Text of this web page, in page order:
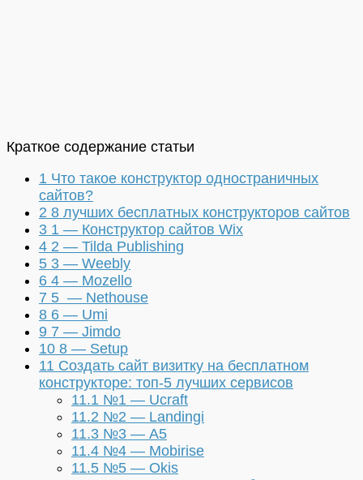
Краткое содержание статьи
1 Что такое конструктор одностраничных
сайтов?
2 8 лучших бесплатных конструкторов сайтов
3 1 — Конструктор сайтов Wix
4 2 — Tilda Publishing
5 3 — Weebly
6 4 — Mozello
7 5 — Nethouse
8 6 — Umi
9 7 — Jimdo
10 8 — Setup
11 Создать сайт визитку на бесплатном
конструкторе: топ-5 лучших сервисов
11.1 №1 — Ucraft
11.2 №2 — Landingi
11.3 №3 — А5
11.4 №4 — Mobirise
11.5 №5 — Okis